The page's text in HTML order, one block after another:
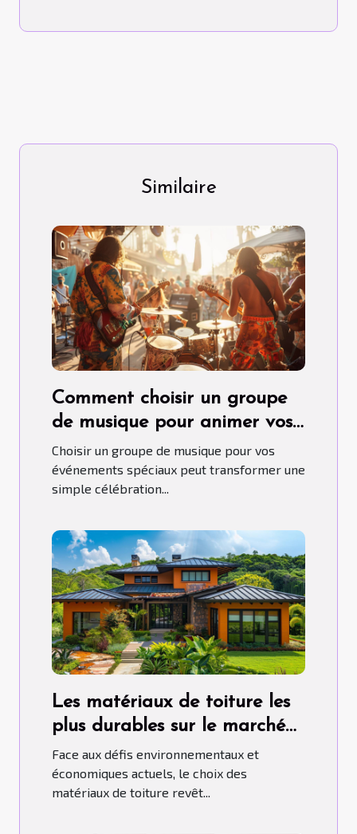
Similaire
Comment choisir un groupe
de musique pour animer vos
événements spéciaux
Choisir un groupe de musique pour vos
événements spéciaux peut transformer une
simple célébration...
Les matériaux de toiture les
plus durables sur le marché
aujourd'hui
Face aux défis environnementaux et
économiques actuels, le choix des
matériaux de toiture revêt...